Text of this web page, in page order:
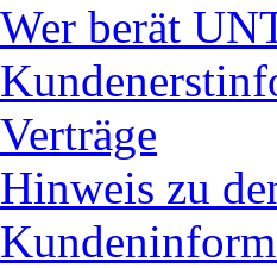
Wer berät
Verträge
Hinweis zu